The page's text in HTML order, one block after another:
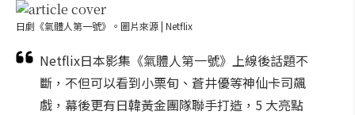
日劇《氣體人第一號》。圖片來源 | Netflix
Netflix日本影集《氣體人第一號》上線後話題不
斷，不但可以看到小栗旬、蒼井優等神仙卡司飆
戲，幕後更有日韓黃金團隊聯手打造，5 大亮點